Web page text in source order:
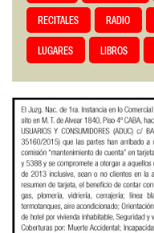
RECITALES RADIO
LUGARES LIBROS